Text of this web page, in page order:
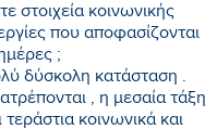
στοιχεία κοινωνικής
που αποφασίζονται
;
δύσκολη κατάσταση .
, η μεσαία τάξη
κοινωνικά και